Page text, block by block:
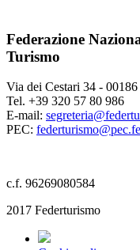
Federazione
Turismo
Via dei Cestari 34 -
Tel. +39 320 57 80 986
E-mail:
PEC:
c.f. 96269080584
2017 Federturismo